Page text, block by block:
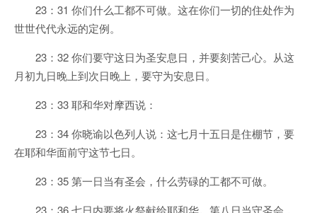
23：31 你们什么工都不可做。这在你们一切的住处作为
世世代代永远的定例。
23：32 你们要守这日为圣安息日，并要刻苦己心。从这
月初九日晚上到次日晚上，要守为安息日。
23：33 耶和华对摩西说：
23：34 你晓谕以色列人说：这七月十五日是住棚节，要
在耶和华面前守这节七日。
23：35 第一日当有圣会，什么劳碌的工都不可做。
23：36 七日内要将火祭献给耶和华。第八日当守圣会，